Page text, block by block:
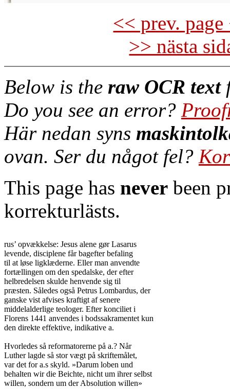
<< prev.
>> nästa
Below is the raw OCR text
Do you see an error?
Här nedan syns
ovan. Ser du något fel?
This page has never been
korrekturlästs.
rus’ opvækkelse: Jesus alene gør Lasarus
levende, disciplene får bagefter befaling
til at løse ligklæderne. Eller man anvendte
fortællingen om den spedalske, der efter
helbredelsen skulde henvende sig til
præsten. Således også Petrus Lombardus, der
ganske vist afvises kraftigt af senere
middelalderlige teologer. Efter konciliet i
Florens 1441 anvendes i bodssakramentet kun
den direkte effektive, indikative a.
Hvorledes så reformatorerne på a.? Når
Luther lagde så stor vægt på skriftemålet,
var det for a.s skyld. »Darum loben und
behalten wir die Beichte, nicht um ihrer selbst
willen, sondern um der Absolution willen»